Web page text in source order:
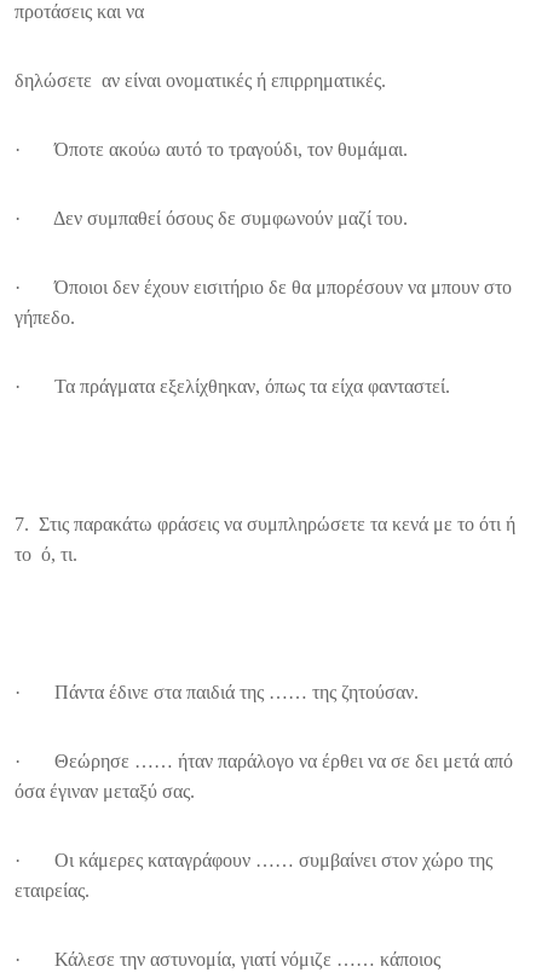
προτάσεις και να
δηλώσετε αν είναι ονοματικές ή επιρρηματικές.
· Όποτε ακούω αυτό το τραγούδι, τον θυμάμαι.
· Δεν συμπαθεί όσους δε συμφωνούν μαζί του.
· Όποιοι δεν έχουν εισιτήριο δε θα μπορέσουν να μπουν στο
γήπεδο.
· Τα πράγματα εξελίχθηκαν, όπως τα είχα φανταστεί.
7. Στις παρακάτω φράσεις να συμπληρώσετε τα κενά με το ότι ή
το ό, τι.
· Πάντα έδινε στα παιδιά της …… της ζητούσαν.
· Θεώρησε …… ήταν παράλογο να έρθει να σε δει μετά από
όσα έγιναν μεταξύ σας.
· Οι κάμερες καταγράφουν …… συμβαίνει στον χώρο της
εταιρείας.
· Κάλεσε την αστυνομία, γιατί νόμιζε …… κάποιος